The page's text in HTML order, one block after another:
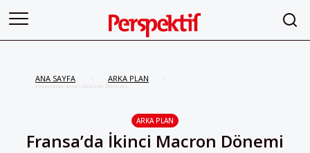
ANA SAYFA ARKA PLAN
Fransa’da İkinci Macron Dönemi
ARKA PLAN
Fransa’da İkinci Macron Dönemi